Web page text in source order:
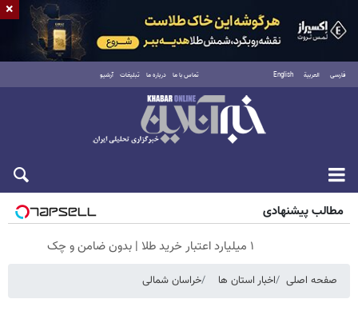
فارسی العربية English تماس با ما درباره ما تبلیغات آرشیو
جمعه ۱۶ مرداد ۱۴۰۵
مطالب پیشنهادی
۱ میلیارد اعتبار خرید طلا | بدون ضامن و چک
صفحه اصلی اخبار استان ها خراسان شمالی
×